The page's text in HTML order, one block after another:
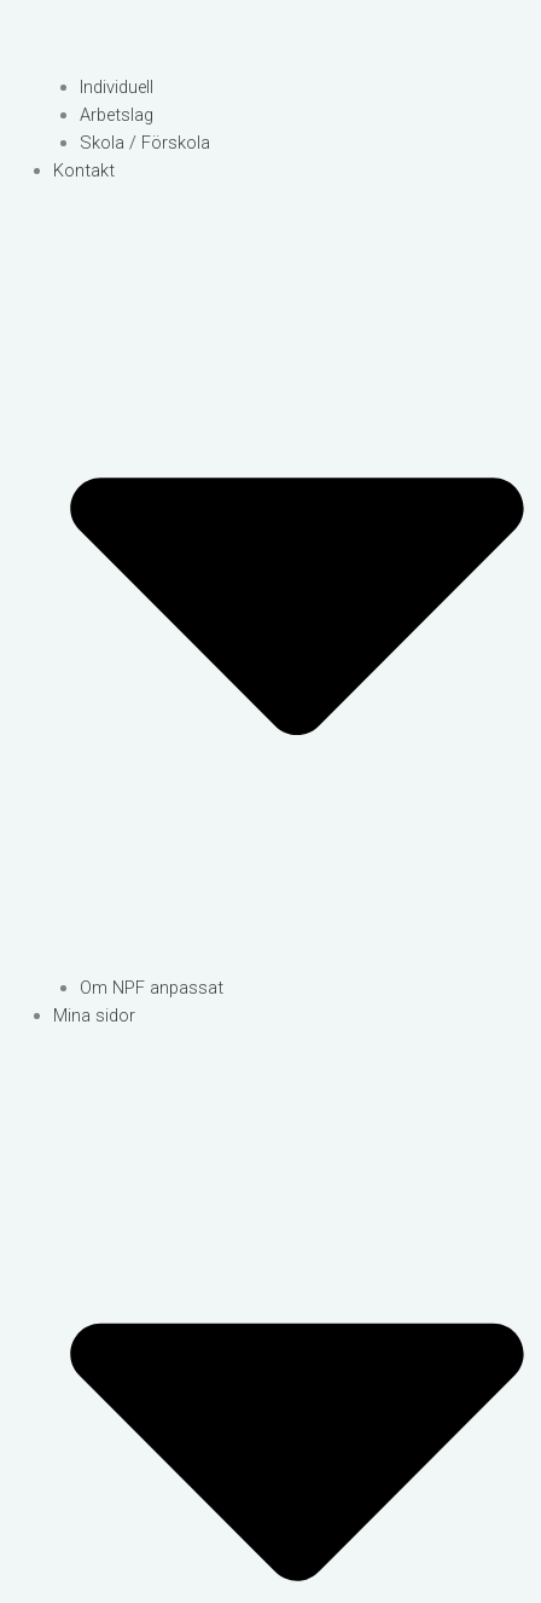
Individuell
Arbetslag
Skola / Förskola
Kontakt
Om NPF anpassat
Mina sidor